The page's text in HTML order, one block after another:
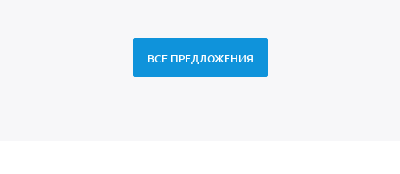
ВСЕ ПРЕДЛОЖЕНИЯ